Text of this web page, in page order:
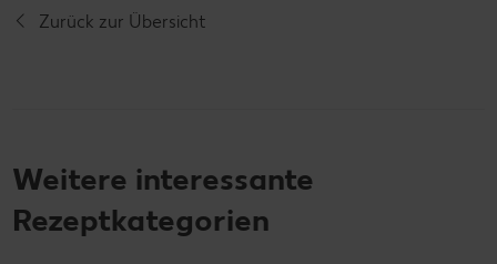
Zurück zur Übersicht
Weitere interessante
Rezeptkategorien